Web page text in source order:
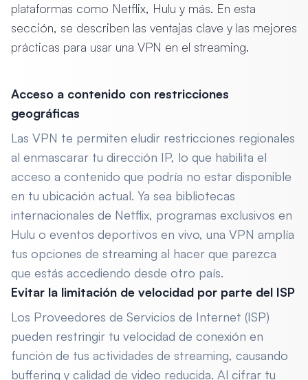
plataformas como Netflix, Hulu y más. En esta
sección, se describen las ventajas clave y las mejores
prácticas para usar una VPN en el streaming.
Acceso a contenido con restricciones
geográficas
Las VPN te permiten eludir restricciones regionales
al enmascarar tu dirección IP, lo que habilita el
acceso a contenido que podría no estar disponible
en tu ubicación actual. Ya sea bibliotecas
internacionales de Netflix, programas exclusivos en
Hulu o eventos deportivos en vivo, una VPN amplía
tus opciones de streaming al hacer que parezca
que estás accediendo desde otro país.
Evitar la limitación de velocidad por parte del ISP
Los Proveedores de Servicios de Internet (ISP)
pueden restringir tu velocidad de conexión en
función de tus actividades de streaming, causando
buffering y calidad de video reducida. Al cifrar tu